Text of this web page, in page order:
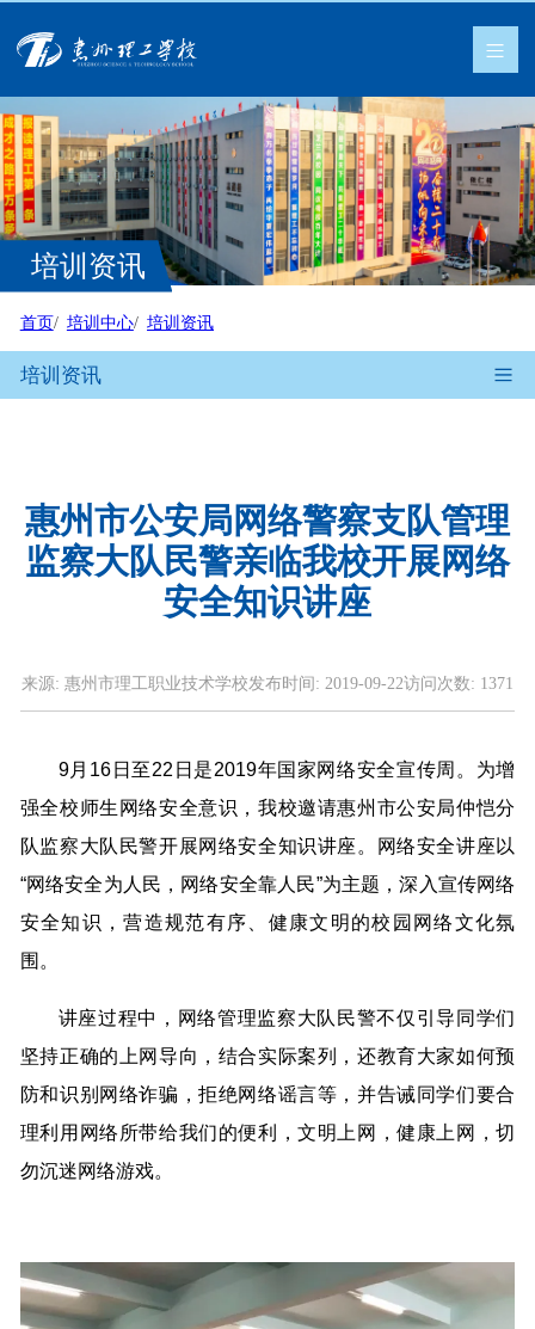
培训资讯
首页 培训中心 培训资讯
培训资讯
惠州市公安局网络警察支队管理
监察大队民警亲临我校开展网络
安全知识讲座
来源: 惠州市理工职业技术学校发布时间: 2019-09-22访问次数: 1371
9月16日至22日是2019年国家网络安全宣传周。为增
强全校师生网络安全意识，我校邀请惠州市公安局仲恺分
队监察大队民警开展网络安全知识讲座。网络安全讲座以
“网络安全为人民，网络安全靠人民”为主题，深入宣传网络
安全知识，营造规范有序、健康文明的校园网络文化氛
围。
讲座过程中，网络管理监察大队民警不仅引导同学们
坚持正确的上网导向，结合实际案列，还教育大家如何预
防和识别网络诈骗，拒绝网络谣言等，并告诫同学们要合
理利用网络所带给我们的便利，文明上网，健康上网，切
勿沉迷网络游戏。